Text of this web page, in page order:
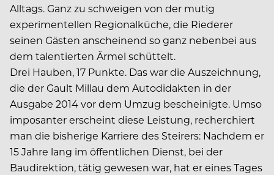
Alltags. Ganz zu schweigen von der mutig
experimentellen Regionalküche, die Riederer
seinen Gästen anscheinend so ganz nebenbei aus
dem talentierten Ärmel schüttelt.
Drei Hauben, 17 Punkte. Das war die Auszeichnung,
die der Gault Millau dem Autodidakten in der
Ausgabe 2014 vor dem Umzug bescheinigte. Umso
imposanter erscheint diese Leistung, recherchiert
man die bisherige Karriere des Steirers: Nachdem er
15 Jahre lang im öffentlichen Dienst, bei der
Baudirektion, tätig gewesen war, hat er eines Tages